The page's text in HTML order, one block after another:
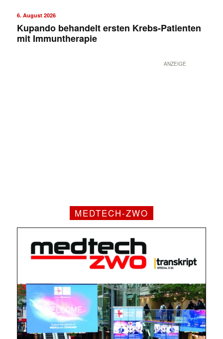
6. August 2026
Kupando behandelt ersten Krebs-Patienten
mit Immuntherapie
ANZEIGE
MEDTECH-ZWO